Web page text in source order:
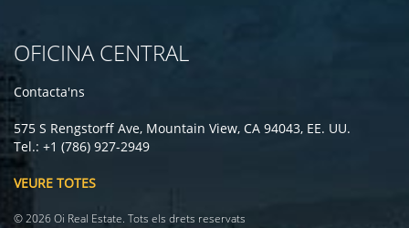
OFICINA CENTRAL
Contacta'ns
575 S Rengstorff Ave, Mountain View, CA 94043, EE. UU.
Tel.: +1 (786) 927-2949
VEURE TOTES
© 2026 Oi Real Estate. Tots els drets reservats